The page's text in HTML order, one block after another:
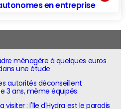
en entreprise
ménagère à quelques euros
une étude
autorités déconseillent
3 ans, même équipés
visiter : l'île d'Hydra est le paradis